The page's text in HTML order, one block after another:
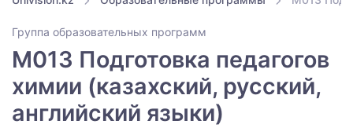
Группа образовательных программ
M013 Подготовка педагогов
химии (казахский, русский,
английский языки)